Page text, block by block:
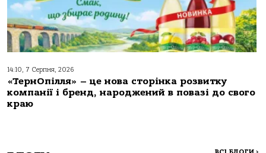
14:10, 7 Серпня, 2026
«ТернОпілля» – це нова сторінка розвитку
компанії і бренд, народжений в повазі до свого
краю